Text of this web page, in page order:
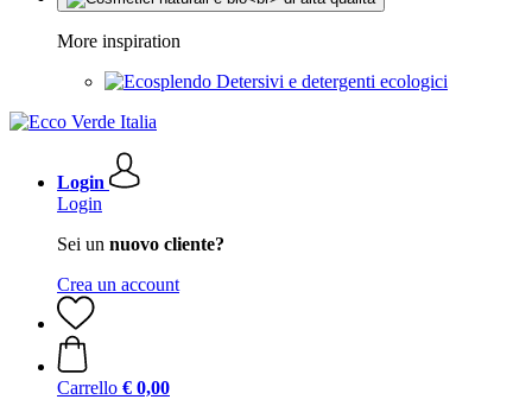
More inspiration
Detersivi e detergenti ecologici
Login
Login
Sei un nuovo cliente?
Crea un account
Carrello € 0,00